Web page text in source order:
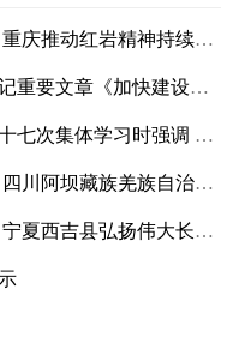
焕发新的时代光芒 红岩丹心向阳开
章《加快建设健康中国》
深化创新发展 高质量推进国防和军队现代化
脉、厚植生态优势—— 红色旅游火 高原绿意浓
征精神——讲好红色故事发展乡村产业